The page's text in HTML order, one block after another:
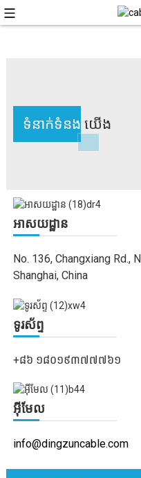
ទំនាក់ទំនង យើង
អាសយដ្ឋាន
No. 136, Changxiang Rd.,
Shanghai, China
ទូរស័ព្ទ
+៨៦ ១៨០១៩៣៧៧៧៦១
អ៊ីមែល
info@dingzuncable.com